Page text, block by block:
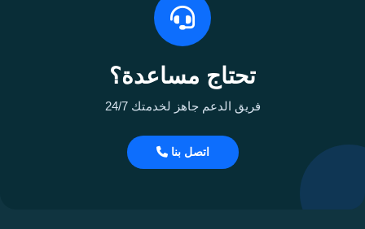
تحتاج مساعدة؟
فريق الدعم جاهز لخدمتك 24/7
اتصل بنا